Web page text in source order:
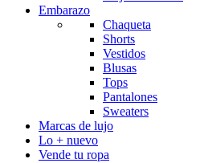
Embarazo
Chaqueta
Shorts
Vestidos
Blusas
Tops
Pantalones
Sweaters
Marcas de lujo
Lo + nuevo
Vende tu ropa